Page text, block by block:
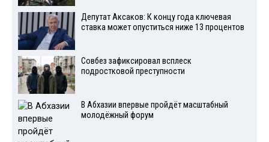
Депутат Аксаков: К концу года ключевая
ставка может опуститься ниже 13 процентов
Совбез зафиксировал всплеск
подростковой преступности
В Абхазии впервые пройдёт масштабный
молодёжный форум